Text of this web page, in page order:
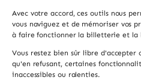
Avec votre accord, ces outils nous
vous naviguez et de mémoriser vos
à faire fonctionner la billetterie et la
Vous restez bien sûr libre d'accepter
qu'en refusant, certaines
inaccessibles ou ralenties.
Contacts
Recevez les actualités, la
informations pratiques.